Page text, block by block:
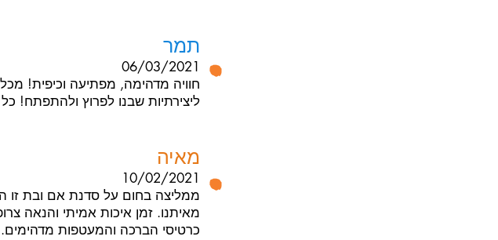
תמר
06/03/2021
חוויה מדהימה, מפתיעה וכיפית! מכל
ליצירתיות שבנו לפרוץ ולהתפתח!
מאיה
10/02/2021
ממליצה בחום על סדנת אם ובת זו
מאיתנו. זמן איכות אמיתי והנאה
כרטיסי הברכה והמעטפות